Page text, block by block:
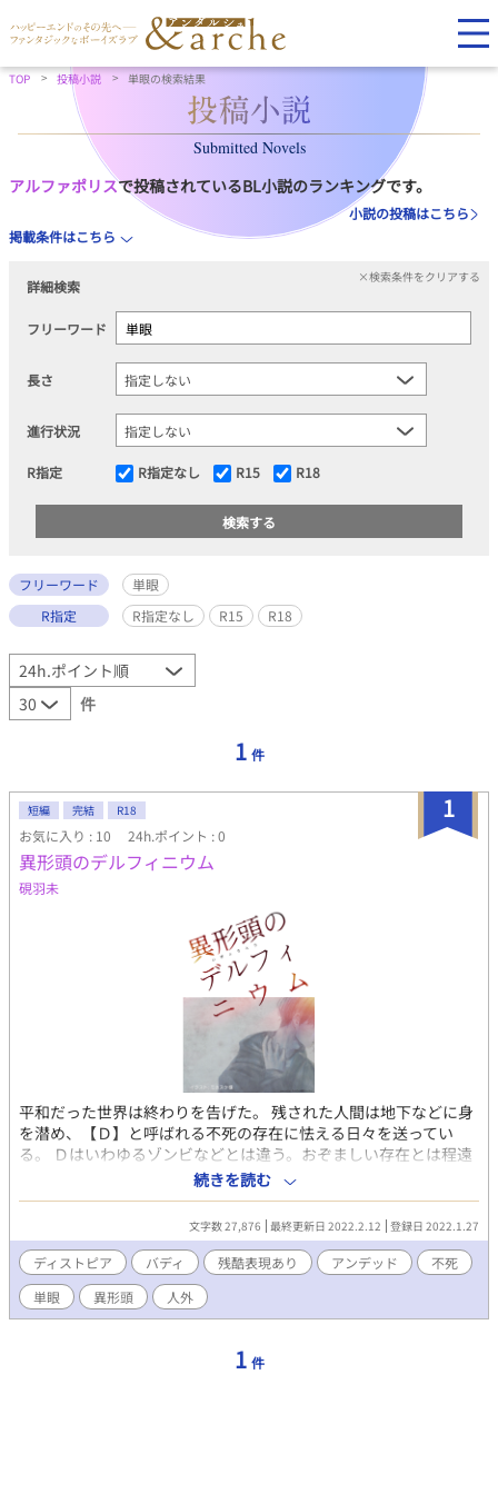
TOP 投稿小説 単眼の検索結果
Submitted Novels
アルファポリスで投稿されているBL小説のランキングです。
小説の投稿はこちら
掲載条件はこちら
詳細検索
×検索条件をクリアする
フリーワード
長さ
進行状況
R指定 R指定なし R15 R18
フリーワード
単眼
R指定
R指定なし R15 R18
件
1 件
1
短編 完結 R18
お気に入り : 10 24h.ポイント : 0
異形頭のデルフィニウム
硯羽未
平和だった世界は終わりを告げた。 残された人間は地下などに身
を潜め、【Ｄ】と呼ばれる不死の存在に怯える日々を送ってい
る。 Ｄはいわゆるゾンビなどとは違う。おぞましい存在とは程遠
い美しく儚い外見を持っており、何故か皆似通っていた。 崩壊後
の世界でＤによって視力を喪失し、代わりに機械の単眼（モノア
イ）を持つ男・ミチルは、エキゾチックな雰囲気の色男・アサト
と二人で、Ｄから身を隠すように狭い地下コンテナに暮らしてい
る。 しかし冷凍され眠りに就いていたＤの生首が目を覚ましたの
がきっかけで、これまで過ごしていた日々に変化が訪れようとし
ていた。 ※生首表現等が苦手な方はご注意ください。 【登場人
物】 ミチル…主人公。機械の単眼（モノアイ）を持つ。貧弱な体
アサト…ミチルの相棒。エキゾチックな容姿を持つ色男。好戦的
続きを読む
文字数 27,876 最終更新日 2022.2.12 登録日 2022.1.27
ディストピア バディ 残酷表現あり アンデッド
不死
単眼
異形頭 人外
1 件